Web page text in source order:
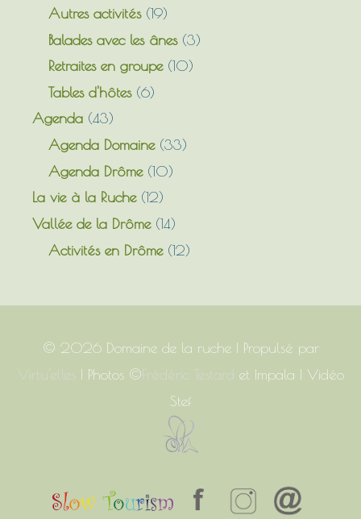
Autres activités(19)
Balades avec les ânes(3)
Retraites en groupe(10)
Tables d'hôtes(6)
Agenda (43)
Agenda Domaine(33)
Agenda Drôme(10)
La vie à la Ruche(12)
Vallée de la Drôme(14)
Activités en Drôme(12)
© 2026 Domaine de la ruche| Propulsé par
Virtu'elles| Photos ©Frédéric Testard et Impala | Vidéo
Stef